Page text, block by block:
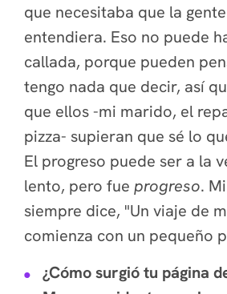
que necesitaba que la
entendiera. Eso no puede
callada, porque pueden
tengo nada que decir, así
que ellos -mi marido, el
pizza- supieran que sé lo
El progreso puede ser a la
lento, pero fue progreso.
siempre dice, "Un viaje de
comienza con un pequeño
¿Cómo surgió tu página